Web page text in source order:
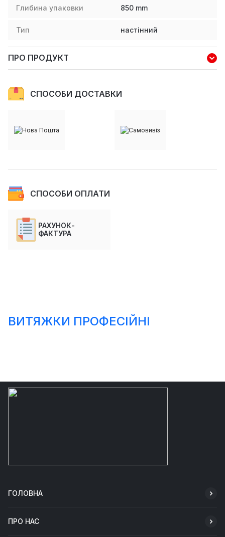
Глибина упаковки 850 mm
Тип настінний
ПРО ПРОДУКТ
СПОСОБИ ДОСТАВКИ
СПОСОБИ ОПЛАТИ
РАХУНОК-
ФАКТУРА
ВИТЯЖКИ ПРОФЕСІЙНІ
ГОЛОВНА
ПРО НАС